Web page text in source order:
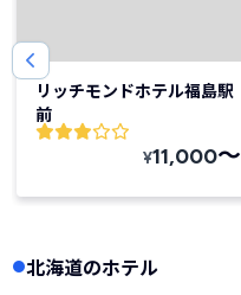
リッチモンドホテル福島駅
前
¥11,000〜
北海道のホテル